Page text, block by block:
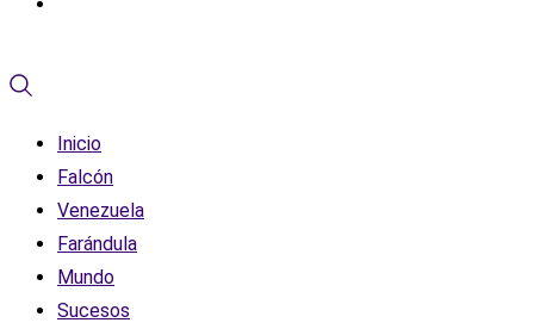
Inicio
Falcón
Venezuela
Farándula
Mundo
Sucesos